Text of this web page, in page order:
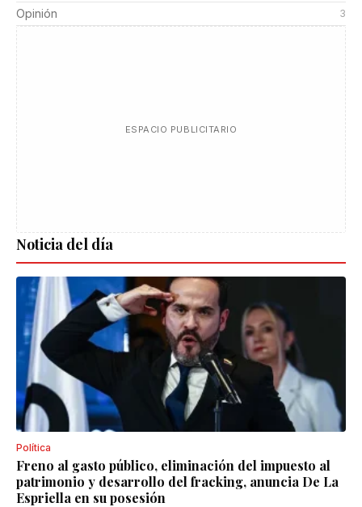
Opinión 3
ESPACIO PUBLICITARIO
Noticia del día
Política
Freno al gasto público, eliminación del impuesto al
patrimonio y desarrollo del fracking, anuncia De La
Espriella en su posesión